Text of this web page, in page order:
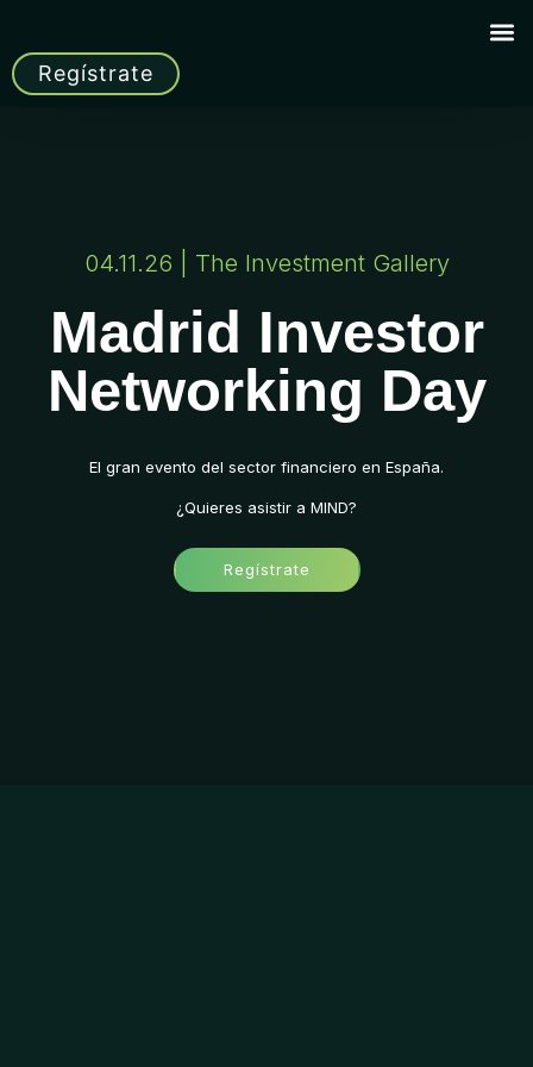
Regístrate
04.11.26 | The Investment Gallery
Madrid Investor
Networking Day
El gran evento del sector financiero en España.
¿Quieres asistir a MIND?
Regístrate